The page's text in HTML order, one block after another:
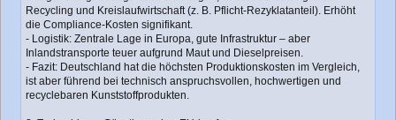
Recycling und Kreislaufwirtschaft (z. B. Pflicht-Rezyklatanteil). Erhöht
die Compliance-Kosten signifikant.
- Logistik: Zentrale Lage in Europa, gute Infrastruktur – aber
Inlandstransporte teuer aufgrund Maut und Dieselpreisen.
- Fazit: Deutschland hat die höchsten Produktionskosten im Vergleich,
ist aber führend bei technisch anspruchsvollen, hochwertigen und
recyclebaren Kunststoffprodukten.